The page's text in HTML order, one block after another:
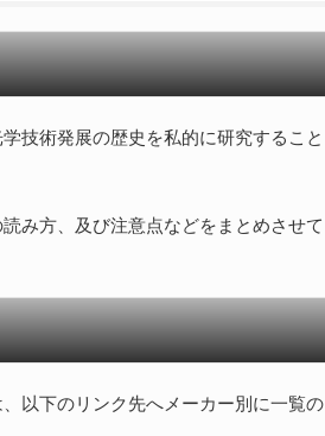
技術発展の歴史を私的に研究すること
み方、及び注意点などをまとめさせて
、以下のリンク先へメーカー別に一覧の